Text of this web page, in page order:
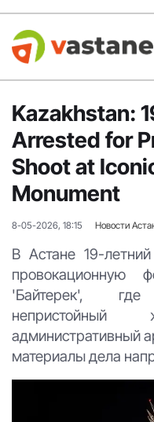
Kazakhstan:
Arrested for
Shoot at
Monument
8-05-2026, 18:15 Новости
В Астане 19-
провокационную
'Байтерек',
административный
материалы дела